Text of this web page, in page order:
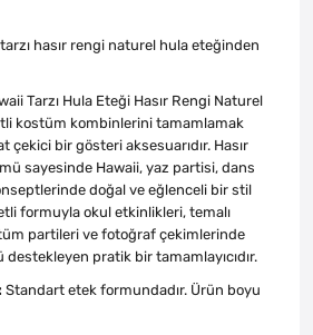
hasır rengi naturel hula eteğinden
Tarzı Hula Eteği Hasır Rengi Naturel
kostüm kombinlerini tamamlamak
çekici bir gösteri aksesuarıdır. Hasır
sayesinde Hawaii, yaz partisi, dans
doğal ve eğlenceli bir stil
formuyla okul etkinlikleri, temalı
partileri ve fotoğraf çekimlerinde
pratik bir tamamlayıcıdır.
Standart etek formundadır. Ürün boyu